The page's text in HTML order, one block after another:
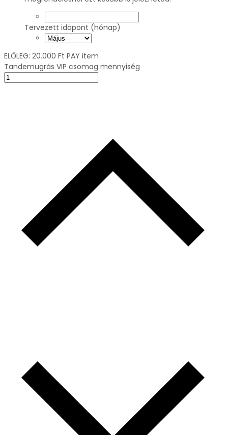
Tervezett idöpont (hónap)
ELŐLEG: 20.000 Ft PAY item
Tandemugrás VIP csomag mennyiség